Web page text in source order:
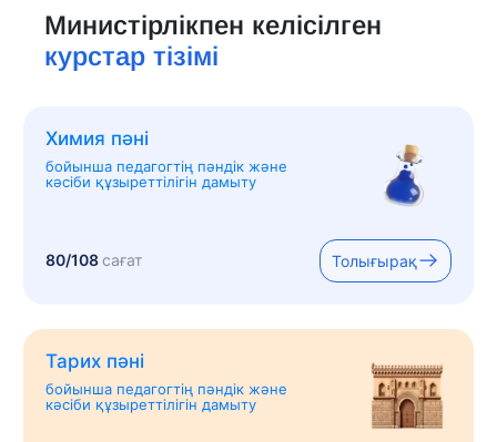
Министірлікпен келісілген
курстар тізімі
Химия пәні
бойынша педагогтің пәндік және
кәсіби құзыреттілігін дамыту
80/108сағат Толығырақ
Тарих пәні
бойынша педагогтің пәндік және
кәсіби құзыреттілігін дамыту